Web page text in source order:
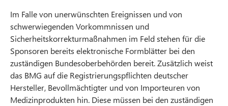
Im Falle von unerwünschten Ereignissen und von
schwerwiegenden Vorkommnissen und
Sicherheitskorrekturmaßnahmen im Feld stehen für die
Sponsoren bereits elektronische Formblätter bei den
zuständigen Bundesoberbehörden bereit. Zusätzlich weist
das BMG auf die Registrierungspflichten deutscher
Hersteller, Bevollmächtigter und von Importeuren von
Medizinprodukten hin. Diese müssen bei den zuständigen